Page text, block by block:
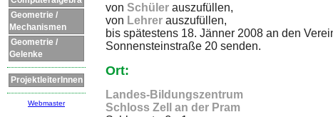
Geometrie /
Mechanismen
Geometrie /
Gelenke
ProjektleiterInnen
Webmaster
von Schüler auszufüllen,
von Lehrer auszufüllen,
bis spätestens 18. Jänner 2008 an den
Sonnensteinstraße 20 senden.
Ort:
Landes-Bildungszentrum
Schloss Zell an der Pram